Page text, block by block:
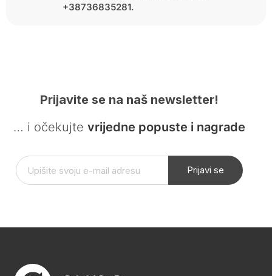
+38736835281.
Prijavite se na naš newsletter!
… i očekujte vrijedne popuste i nagrade
Prijavi se